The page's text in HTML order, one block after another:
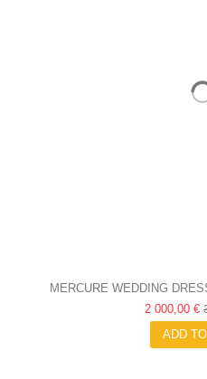
MERCURE WEDDING
2 000,00 €
ADD